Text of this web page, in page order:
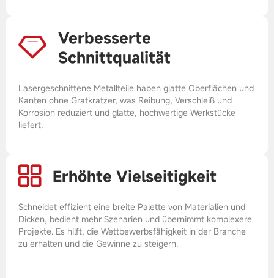
Verbesserte
Schnittqualität
Lasergeschnittene Metallteile haben glatte Oberflächen und
Kanten ohne Gratkratzer, was Reibung, Verschleiß und
Korrosion reduziert und glatte, hochwertige Werkstücke
liefert.
Erhöhte Vielseitigkeit
Schneidet effizient eine breite Palette von Materialien und
Dicken, bedient mehr Szenarien und übernimmt komplexere
Projekte. Es hilft, die Wettbewerbsfähigkeit in der Branche
zu erhalten und die Gewinne zu steigern.